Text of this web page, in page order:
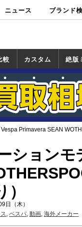
ニュース ブランド
較 カスタム
カスタム
一覧
ホンダ
ヤマハ
スズキ
カワサキ
絶版
絶
一覧
ホン
ヤマ
スズ
カワ
道の駅調査隊
ツーリング情
日本の道50選
国道めぐり
林道ツーリン
Primavera SEAN
ション
日（木）
, ベスパ, 動画, 海外メーカー